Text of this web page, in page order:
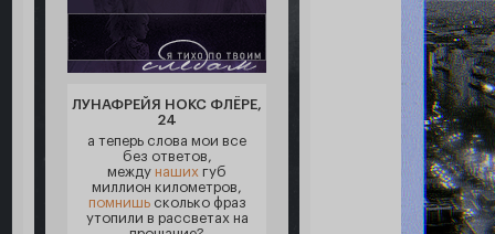
ЛУНАФРЕЙЯ НОКС ФЛЁРЕ,
24
а теперь слова мои все
без ответов,
между наших губ
миллион километров,
помнишьсколько фраз
утопили в рассветах на